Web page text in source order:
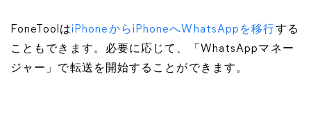
FoneToolはiPhoneからiPhoneへWhatsAppを移行する
こともできます。必要に応じて、「WhatsAppマネー
ジャー」で転送を開始することができます。